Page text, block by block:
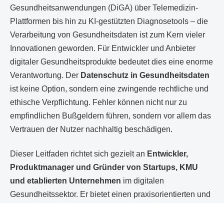
Gesundheitsanwendungen (DiGA) über Telemedizin-
Plattformen bis hin zu KI-gestützten Diagnosetools – die
Verarbeitung von Gesundheitsdaten ist zum Kern vieler
Innovationen geworden. Für Entwickler und Anbieter
digitaler Gesundheitsprodukte bedeutet dies eine enorme
Verantwortung. Der Datenschutz in Gesundheitsdaten
ist keine Option, sondern eine zwingende rechtliche und
ethische Verpflichtung. Fehler können nicht nur zu
empfindlichen Bußgeldern führen, sondern vor allem das
Vertrauen der Nutzer nachhaltig beschädigen.
Dieser Leitfaden richtet sich gezielt an Entwickler,
Produktmanager und Gründer von Startups, KMU
und etablierten Unternehmen im digitalen
Gesundheitssektor. Er bietet einen praxisorientierten und